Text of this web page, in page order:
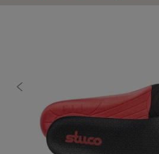
vorherige